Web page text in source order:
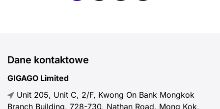
Dane kontaktowe
GIGAGO Limited
Unit 205, Unit C, 2/F, Kwong On Bank Mongkok
Branch Building, 728-730, Nathan Road, Mong Kok,